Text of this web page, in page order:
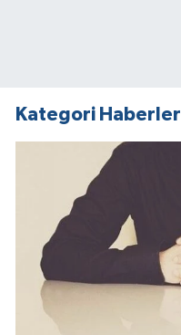
Kategori Haberler